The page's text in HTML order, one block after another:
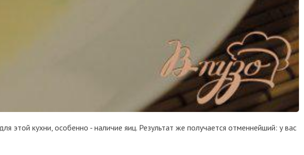
этой кухни, особенно - наличие яиц. Результат же получается отменнейший: у вас